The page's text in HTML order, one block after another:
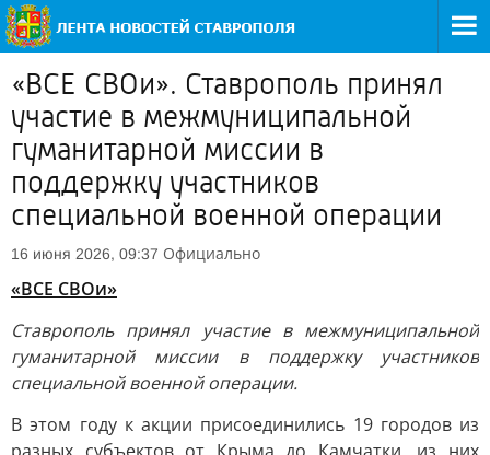
«ВСЕ СВОи». Ставрополь принял
участие в межмуниципальной
гуманитарной миссии в
поддержку участников
специальной военной операции
16 июня 2026, 09:37 Официально
«ВСЕ СВОи»
Ставрополь принял участие в межмуниципальной
гуманитарной миссии в поддержку участников
специальной военной операции.
В этом году к акции присоединились 19 городов из